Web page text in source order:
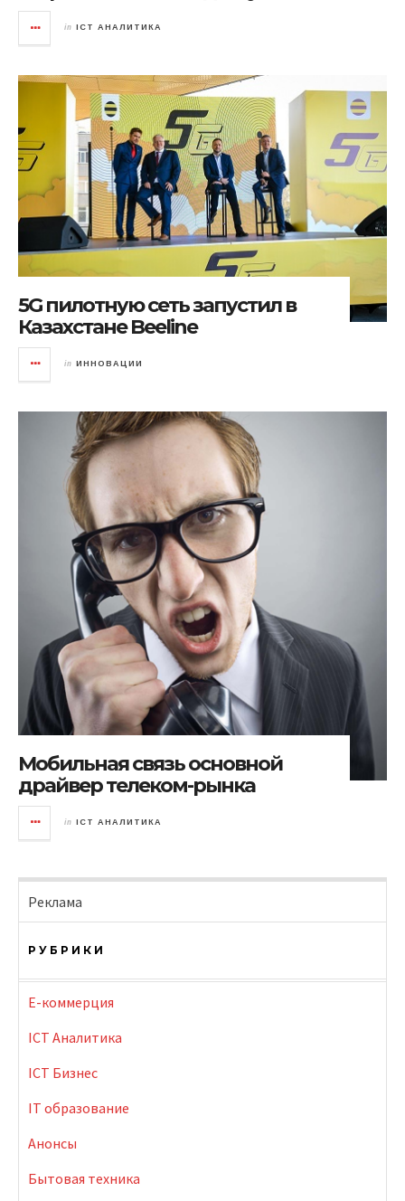
in ICT АНАЛИТИКА
5G пилотную сеть запустил в
Казахстане Beeline
in ИННОВАЦИИ
Мобильная связь основной
драйвер телеком-рынка
in ICT АНАЛИТИКА
Реклама
РУБРИКИ
E-коммерция
ICT Аналитика
ICT Бизнес
IT образование
Анонсы
Бытовая техника